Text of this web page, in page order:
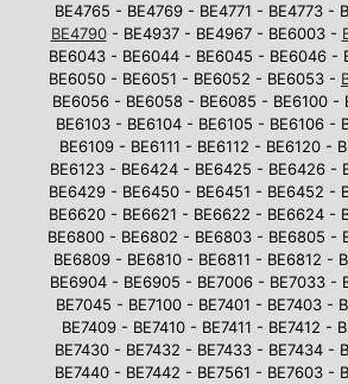
BE4765 - BE4769 - BE4771 - BE4773 -
BE4790- BE4937 - BE4967 - BE6003 -
BE6043 - BE6044 - BE6045 - BE6046 -
BE6050 - BE6051 - BE6052 - BE6053 -
BE6056 - BE6058 - BE6085 - BE6100 -
BE6103 - BE6104 - BE6105 - BE6106 -
BE6109 - BE6111 - BE6112 - BE6120 -
BE6123 - BE6424 - BE6425 - BE6426 -
BE6429 - BE6450 - BE6451 - BE6452 -
BE6620 - BE6621 - BE6622 - BE6624 -
BE6800 - BE6802 - BE6803 - BE6805 -
BE6809 - BE6810 - BE6811 - BE6812 -
BE6904 - BE6905 - BE7006 - BE7033 -
BE7045 - BE7100 - BE7401 - BE7403 -
BE7409 - BE7410 - BE7411 - BE7412 -
BE7430 - BE7432 - BE7433 - BE7434 -
BE7440 - BE7442 - BE7561 - BE7603 -